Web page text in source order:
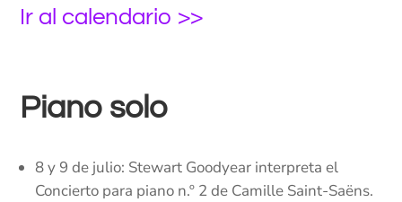
Ir al calendario >>
Piano solo
8 y 9 de julio: Stewart Goodyear interpreta el
Concierto para piano n.º 2 de Camille Saint-Saëns.